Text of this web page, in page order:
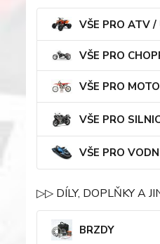
VŠE PRO ATV
VŠE PRO
VŠE PRO
VŠE PRO
VŠE PRO
▷▷ DÍLY, DOPLŇKY A
BRZDY